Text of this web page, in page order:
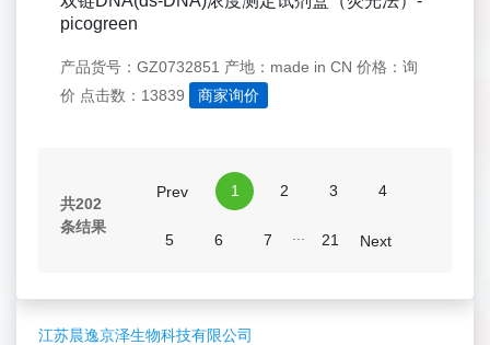
江苏晨逸京泽生物科技有限公司
picogreen
产品货号：GZ0732851 产地：made in CN 价格：询
价 点击数：13839 商家询价
共202
条结果
Prev 1 2 3 4
5 6 7 21 Next